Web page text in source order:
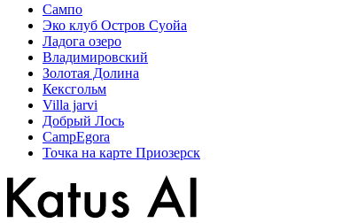
Сампо
Эко клуб Остров Суойа
Ладога озеро
Владимировский
Золотая Долина
Кексгольм
Villa jarvi
Добрый Лось
CampEgora
Точка на карте Приозерск